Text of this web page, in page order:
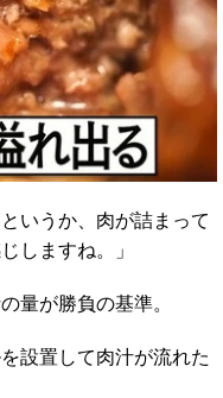
いうか、肉が詰まって
しますね。」
量が勝負の基準。
設置して肉汁が流れた